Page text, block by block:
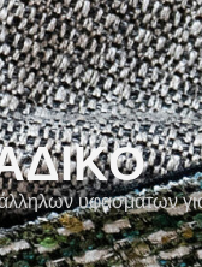
υφασμάτων